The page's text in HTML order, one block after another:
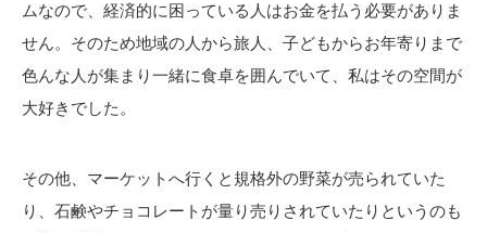
ムなので、経済的に困っている人はお金を払う必要がありま
せん。そのため地域の人から旅人、子どもからお年寄りまで
色んな人が集まり一緒に食卓を囲んでいて、私はその空間が
大好きでした。
その他、マーケットへ行くと規格外の野菜が売られていた
り、石鹸やチョコレートが量り売りされていたりというのも